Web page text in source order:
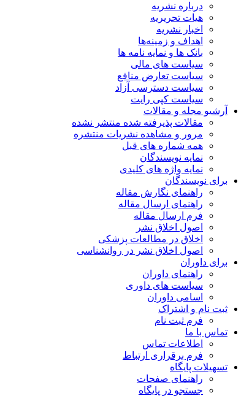
درباره نشریه
هیات تحریریه
اخبار نشریه
اهداف و زمینه‌ها
بانک ها و نمایه نامه ها
سیاست های مالی
سیاست تعارض منافع
سیاست دسترسی آزاد
سیاست کپی رایت
آرشیو مجله و مقالات
مقالات پذیرفته شده منتشر نشده
مرور و مشاهده نشریات منتشره
همه شماره های قبل
نمایه نویسندگان
نمایه واژه های کلیدی
برای نویسندگان
راهنمای نگارش مقاله
راهنمای ارسال مقاله
فرم ارسال مقاله
اصول اخلاق نشر
اخلاق در مطالعات پزشکی
اصول اخلاق نشر در روانشناسی
برای داوران
راهنمای داوران
سیاست های داوری
اسامی داوران
ثبت نام و اشتراک
فرم ثبت نام
تماس با ما
اطلاعات تماس
فرم برقراری ارتباط
تسهیلات پایگاه
راهنمای صفحات
جستجو در پایگاه